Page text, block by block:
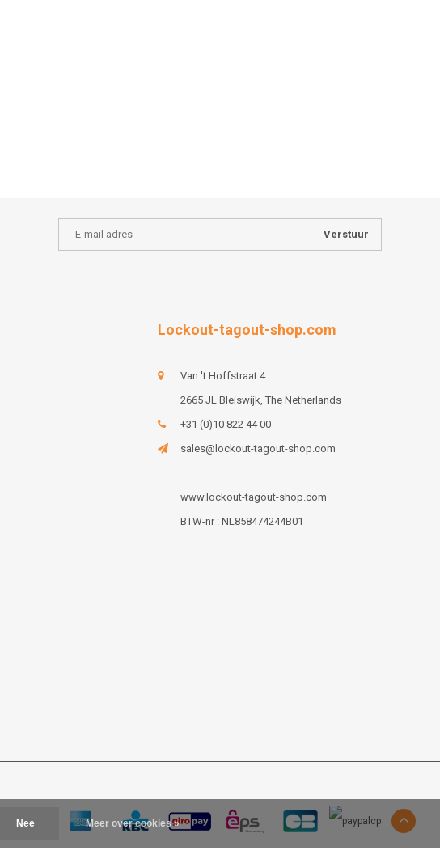
Verstuur
Lockout-tagout-shop.com
Van 't Hoffstraat 4
2665 JL Bleiswijk, The Netherlands
+31 (0)10 822 44 00
sales@lockout-tagout-shop.com
www.lockout-tagout-shop.com
BTW-nr : NL858474244B01
Nee Meer over cookies »